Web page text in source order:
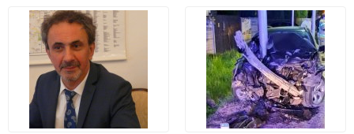
kandydat na premiera mówi
nieprawdę